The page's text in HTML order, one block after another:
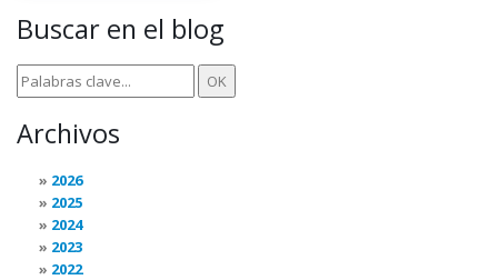
Buscar en el blog
Archivos
2026
2025
2024
2023
2022